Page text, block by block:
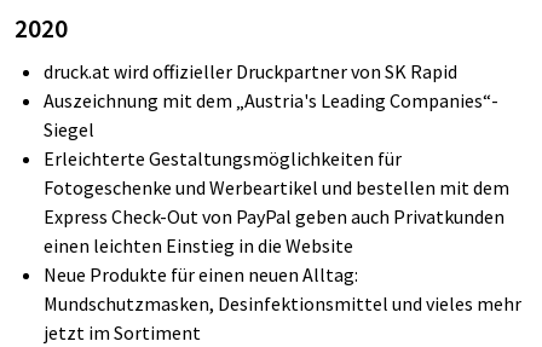
2020
druck.at wird offizieller Druckpartner von SK Rapid
Auszeichnung mit dem „Austria's Leading Companies“-
Siegel
Erleichterte Gestaltungsmöglichkeiten für
Fotogeschenke und Werbeartikel und bestellen mit dem
Express Check-Out von PayPal geben auch Privatkunden
einen leichten Einstieg in die Website
Neue Produkte für einen neuen Alltag:
Mundschutzmasken, Desinfektionsmittel und vieles mehr
jetzt im Sortiment